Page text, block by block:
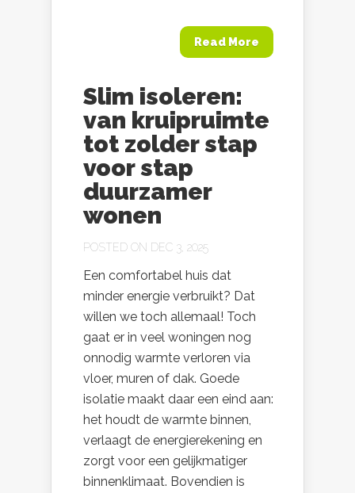
Read More
Slim isoleren:
van kruipruimte
tot zolder stap
voor stap
duurzamer
wonen
POSTED ON DEC 3, 2025
Een comfortabel huis dat
minder energie verbruikt? Dat
willen we toch allemaal! Toch
gaat er in veel woningen nog
onnodig warmte verloren via
vloer, muren of dak. Goede
isolatie maakt daar een eind aan:
het houdt de warmte binnen,
verlaagt de energierekening en
zorgt voor een gelijkmatiger
binnenklimaat. Bovendien is